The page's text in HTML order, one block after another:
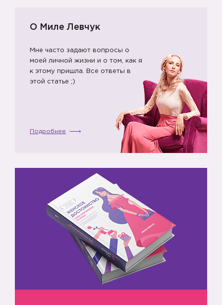
💙
О Миле Левчук
Мне часто задают вопросы о
моей личной жизни и о том, как я
к этому пришла. Все ответы в
этой статье ;)
Подробнее